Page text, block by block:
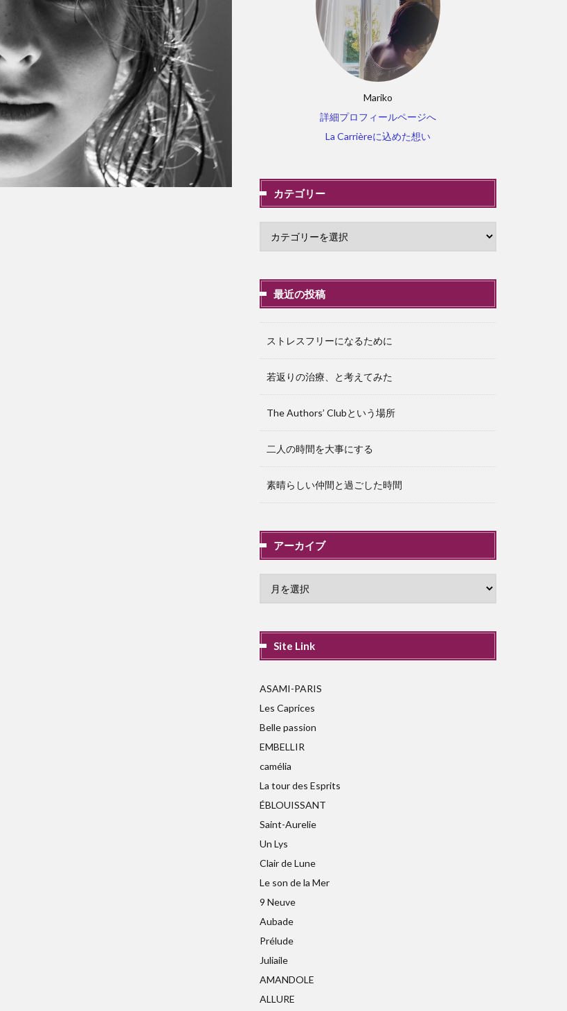
Mariko
詳細プロフィールページへ
La Carrièreに込めた想い
カテゴリー
最近の投稿
ストレスフリーになるために
若返りの治療、と考えてみた
The Authors’ Clubという場所
二人の時間を大事にする
素晴らしい仲間と過ごした時間
アーカイブ
Site Link
ASAMI-PARIS
Les Caprices
Belle passion
EMBELLIR
camélia
La tour des Esprits
ÉBLOUISSANT
Saint-Aurelie
Un Lys
Clair de Lune
Le son de la Mer
9 Neuve
Aubade
Prélude
Juliaile
AMANDOLE
ALLURE